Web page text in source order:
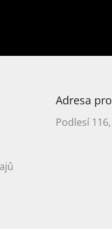
Adresa
Podlesí